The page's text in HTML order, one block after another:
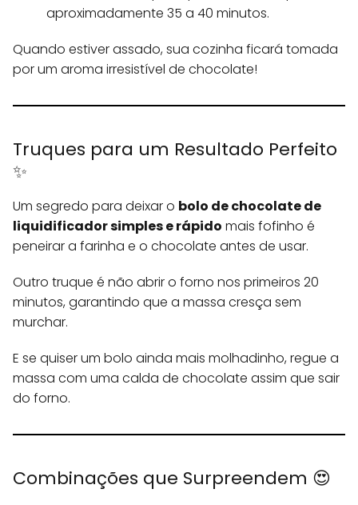
aproximadamente 35 a 40 minutos.
Quando estiver assado, sua cozinha ficará tomada
por um aroma irresistível de chocolate!
Truques para um Resultado Perfeito
✨
Um segredo para deixar o bolo de chocolate de
liquidificador simples e rápido mais fofinho é
peneirar a farinha e o chocolate antes de usar.
Outro truque é não abrir o forno nos primeiros 20
minutos, garantindo que a massa cresça sem
murchar.
E se quiser um bolo ainda mais molhadinho, regue a
massa com uma calda de chocolate assim que sair
do forno.
Combinações que Surpreendem 😍